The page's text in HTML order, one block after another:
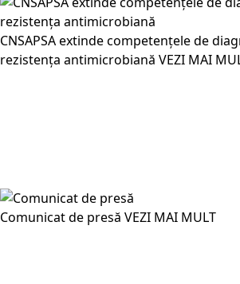
CNSAPSA extinde competențele de
rezistența antimicrobiană VEZI MAI
Comunicat de presă VEZI MAI MULT